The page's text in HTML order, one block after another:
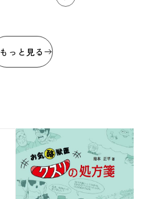
もっと見る